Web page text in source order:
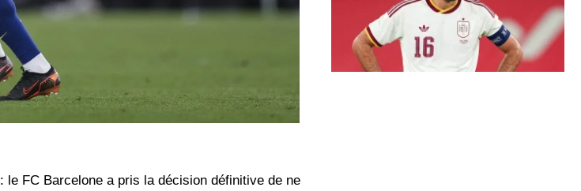
: le FC Barcelone a pris la décision définitive de ne